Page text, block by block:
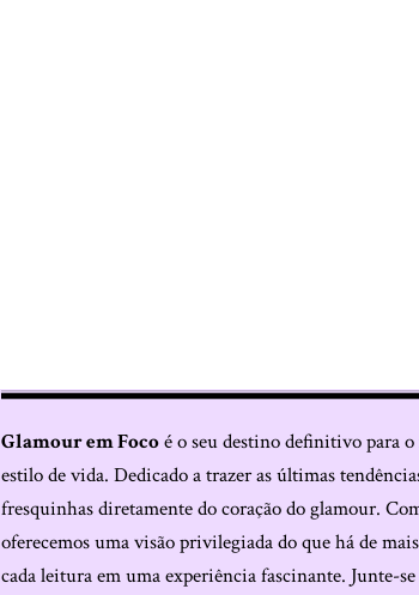
Glamour em Focoé o seu destino definitivo para
estilo de vida. Dedicado a trazer as últimas
fresquinhas diretamente do coração do glamour.
oferecemos uma visão privilegiada do que há de
cada leitura em uma experiência fascinante. Junte-